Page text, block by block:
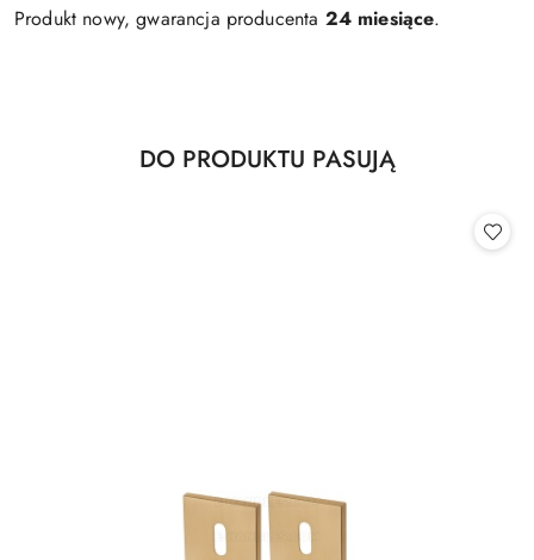
Produkt nowy, gwarancja producenta 24 miesiące.
Pomiń karuzelę produktów
Produkty
DO PRODUKTU PASUJĄ